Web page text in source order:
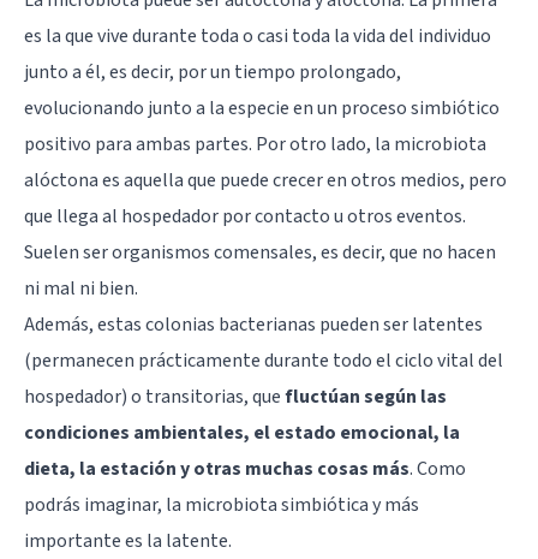
es la que vive durante toda o casi toda la vida del individuo
junto a él, es decir, por un tiempo prolongado,
evolucionando junto a la especie en un proceso simbiótico
positivo para ambas partes. Por otro lado, la microbiota
alóctona es aquella que puede crecer en otros medios, pero
que llega al hospedador por contacto u otros eventos.
Suelen ser organismos comensales, es decir, que no hacen
ni mal ni bien.
Además, estas colonias bacterianas pueden ser latentes
(permanecen prácticamente durante todo el ciclo vital del
hospedador) o transitorias, quefluctúan según las
condiciones ambientales, el estado emocional, la
dieta, la estación y otras muchas cosas más. Como
podrás imaginar, la microbiota simbiótica y más
importante es la latente.